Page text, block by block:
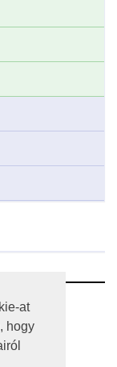
at
hogy